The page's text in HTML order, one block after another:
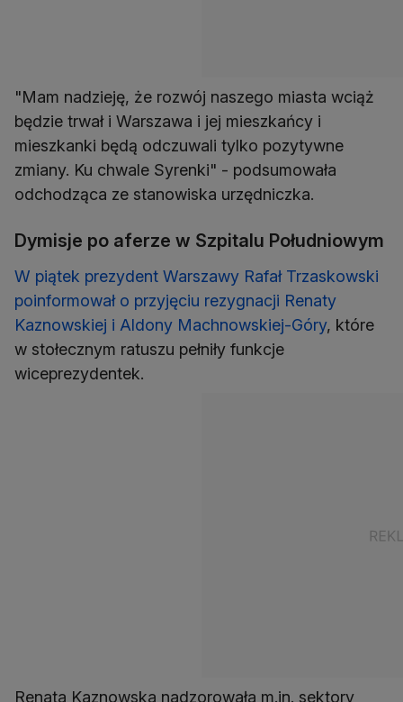
"Mam nadzieję, że rozwój naszego miasta wciąż
będzie trwał i Warszawa i jej mieszkańcy i
mieszkanki będą odczuwali tylko pozytywne
zmiany. Ku chwale Syrenki" - podsumowała
odchodząca ze stanowiska urzędniczka.
Dymisje po aferze w Szpitalu Południowym
W piątek prezydent Warszawy Rafał Trzaskowski
poinformował o przyjęciu rezygnacji Renaty
Kaznowskiej i Aldony Machnowskiej-Góry, które
w stołecznym ratuszu pełniły funkcje
wiceprezydentek.
Renata Kaznowska nadzorowała m.in. sektory